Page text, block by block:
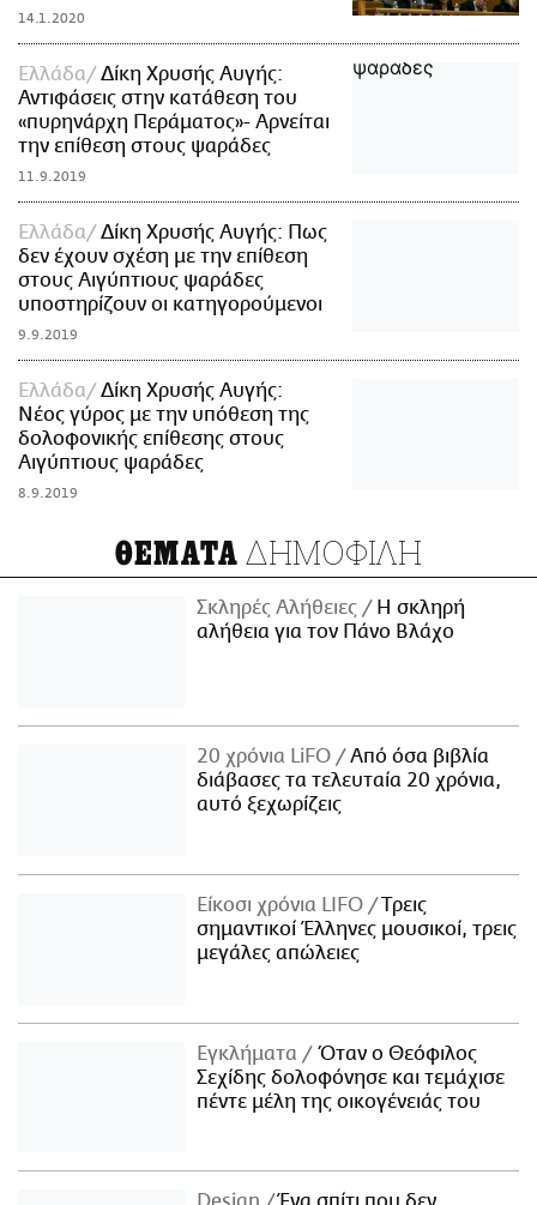
14.1.2020
Ελλάδα
Δίκη Χρυσής Αυγής:
Αντιφάσεις στην κατάθεση του
«πυρηνάρχη Περάματος»- Αρνείται
την επίθεση στους ψαράδες
11.9.2019
Ελλάδα
Δίκη Χρυσής Αυγής: Πως
δεν έχουν σχέση με την επίθεση
στους Αιγύπτιους ψαράδες
υποστηρίζουν οι κατηγορούμενοι
9.9.2019
Ελλάδα
Δίκη Χρυσής Αυγής:
Νέος γύρος με την υπόθεση της
δολοφονικής επίθεσης στους
Αιγύπτιους ψαράδες
8.9.2019
ΘΕΜΑΤΑ ΔΗΜΟΦΙΛΗ
Σκληρές Αλήθειες
H σκληρή
αλήθεια για τον Πάνο Βλάχο
20 χρόνια LiFO
Από όσα βιβλία
διάβασες τα τελευταία 20 χρόνια,
αυτό ξεχωρίζεις
Είκοσι χρόνια LIFO
Tρεις
σημαντικοί Έλληνες μουσικοί, τρεις
μεγάλες απώλειες
Εγκλήματα
Όταν ο Θεόφιλος
Σεχίδης δολοφόνησε και τεμάχισε
πέντε μέλη της οικογένειάς του